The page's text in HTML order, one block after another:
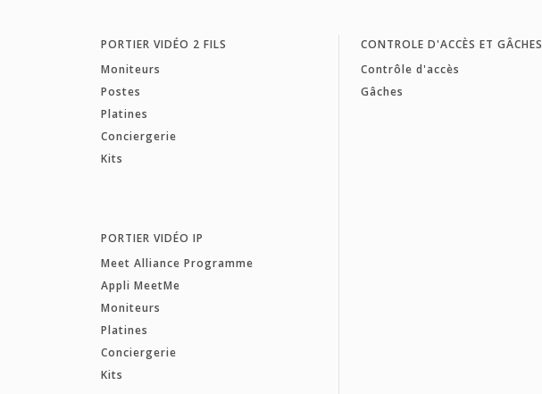
PORTIER VIDÉO 2 FILS
Moniteurs
Postes
Platines
Conciergerie
Kits
PORTIER VIDÉO IP
Meet Alliance Programme
Appli MeetMe
Moniteurs
Platines
Conciergerie
Kits
CONTROLE D'ACCÈS ET GÂCHES
Contrôle d'accès
Gâches